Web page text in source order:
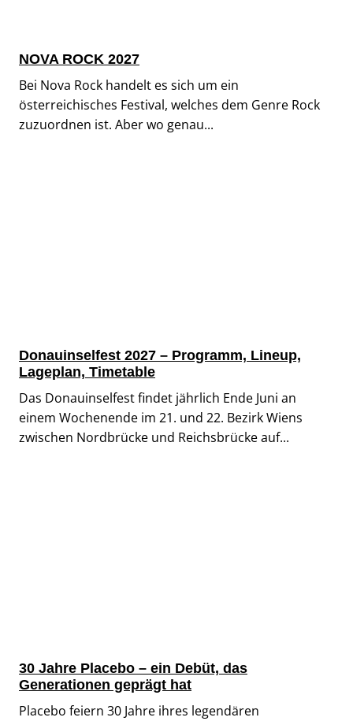
NOVA ROCK 2027
Bei Nova Rock handelt es sich um ein
österreichisches Festival, welches dem Genre Rock
zuzuordnen ist. Aber wo genau...
Donauinselfest 2027 – Programm, Lineup,
Lageplan, Timetable
Das Donauinselfest findet jährlich Ende Juni an
einem Wochenende im 21. und 22. Bezirk Wiens
zwischen Nordbrücke und Reichsbrücke auf...
30 Jahre Placebo – ein Debüt, das
Generationen geprägt hat
Placebo feiern 30 Jahre ihres legendären